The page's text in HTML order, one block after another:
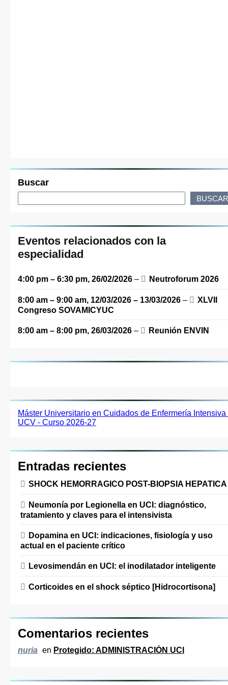
Buscar
BUSCAR
Eventos relacionados con la
especialidad
4:00 pm – 6:30 pm, 26/02/2026 – Neutroforum 2026
8:00 am – 9:00 am, 12/03/2026 – 13/03/2026 –
XLVII
Congreso SOVAMICYUC
8:00 am – 8:00 pm, 26/03/2026 – Reunión ENVIN
Máster Universitario en Cuidados de Enfermería Intensiva
UCV - Curso 2026-27
Entradas recientes
SHOCK HEMORRAGICO POST-BIOPSIA HEPATICA
Neumonía por Legionella en UCI: diagnóstico,
tratamiento y claves para el intensivista
Dopamina en UCI: indicaciones, fisiología y uso
actual en el paciente crítico
Levosimendán en UCI: el inodilatador inteligente
Corticoides en el shock séptico [Hidrocortisona]
Comentarios recientes
nuria en Protegido: ADMINISTRACIÓN UCI